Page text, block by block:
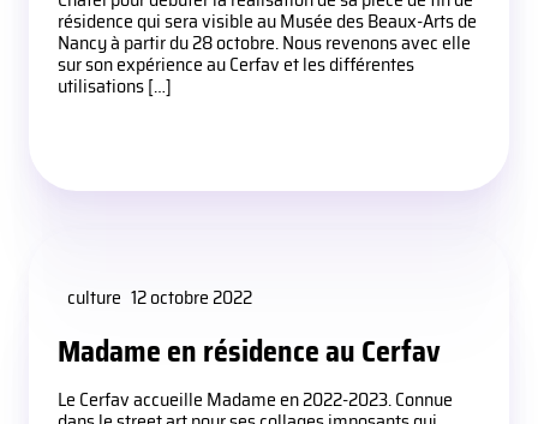
résidence qui sera visible au Musée des Beaux-Arts de
Nancy à partir du 28 octobre. Nous revenons avec elle
sur son expérience au Cerfav et les différentes
utilisations […]
culture 12 octobre 2022
Madame en résidence au Cerfav
Le Cerfav accueille Madame en 2022-2023. Connue